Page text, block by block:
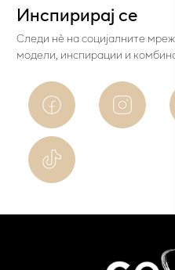
Инспирирај се
Следи нѐ на социјалните
модели, инспирации и